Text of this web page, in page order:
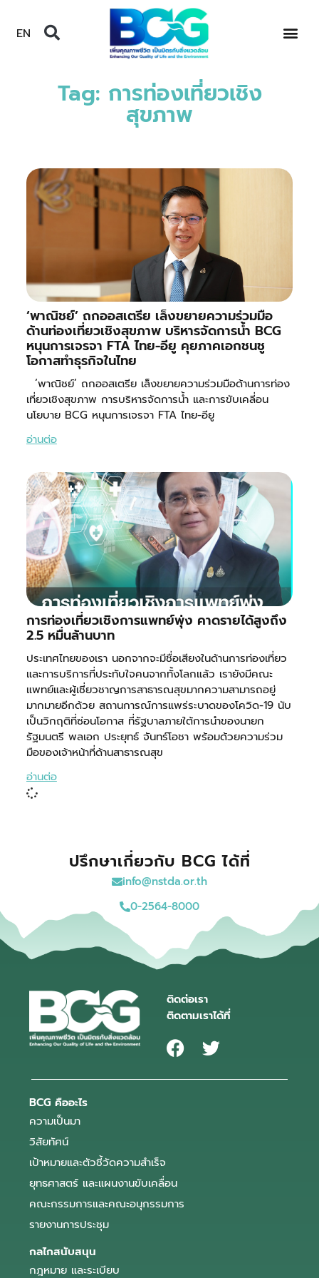
EN
Tag: การท่องเที่ยวเชิง
สุขภาพ
‘พาณิชย์’ ถกออสเตรีย เล็งขยายความร่วมมือ
ด้านท่องเที่ยวเชิงสุขภาพ บริหารจัดการน้ำ BCG
หนุนการเจรจา FTA ไทย-อียู คุยภาคเอกชนชู
โอกาสทำธุรกิจในไทย
‘พาณิชย์’ ถกออสเตรีย เล็งขยายความร่วมมือด้านการท่อง
เที่ยวเชิงสุขภาพ การบริหารจัดการน้ำ และการขับเคลี่อน
นโยบาย BCG หนุนการเจรจา FTA ไทย-อียู
อ่านต่อ
การท่องเที่ยวเชิงการแพทย์พุ่ง คาดรายได้สูงถึง
2.5 หมื่นล้านบาท
ประเทศไทยของเรา นอกจากจะมีชื่อเสียงในด้านการท่องเที่ยว
และการบริการที่ประทับใจคนจากทั้งโลกแล้ว เรายังมีคณะ
แพทย์และผู้เชี่ยวชาญการสาธารณสุขมากความสามารถอยู่
มากมายอีกด้วย สถานการณ์การแพร่ระบาดของโควิด-19 นับ
เป็นวิกฤติที่ซ่อนโอกาส ที่รัฐบาลภายใต้การนำของนายก
รัฐมนตรี พลเอก ประยุทธ์ จันทร์โอชา พร้อมด้วยความร่วม
มือของเจ้าหน้าที่ด้านสาธารณสุข
อ่านต่อ
ปรึกษาเกี่ยวกับ BCG ได้ที่
info@nstda.or.th
0-2564-8000
ติดต่อเรา
ติดตามเราได้ที่
BCG คืออะไร
ความเป็นมา
วิสัยทัศน์
เป้าหมายและตัวชี้วัดความสำเร็จ
ยุทธศาสตร์ และแผนงานขับเคลื่อน
คณะกรรมการและคณะอนุกรรมการ
รายงานการประชุม
กลไกสนับสนุน
กฎหมาย และระเบียบ